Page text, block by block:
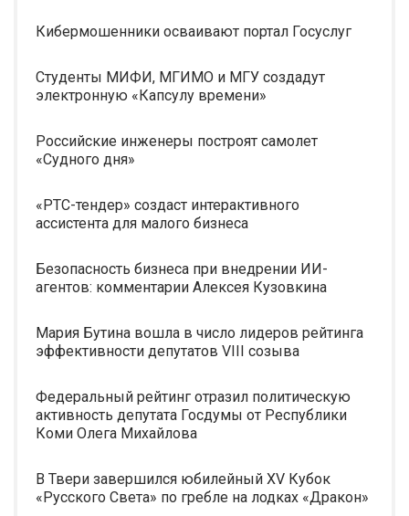
Кибермошенники осваивают портал Госуслуг
Студенты МИФИ, МГИМО и МГУ создадут
электронную «Капсулу времени»
Российские инженеры построят самолет
«Судного дня»
«РТС-тендер» создаст интерактивного
ассистента для малого бизнеса
Безопасность бизнеса при внедрении ИИ-
агентов: комментарии Алексея Кузовкина
Мария Бутина вошла в число лидеров рейтинга
эффективности депутатов VIII созыва
Федеральный рейтинг отразил политическую
активность депутата Госдумы от Республики
Коми Олега Михайлова
В Твери завершился юбилейный XV Кубок
«Русского Света» по гребле на лодках «Дракон»